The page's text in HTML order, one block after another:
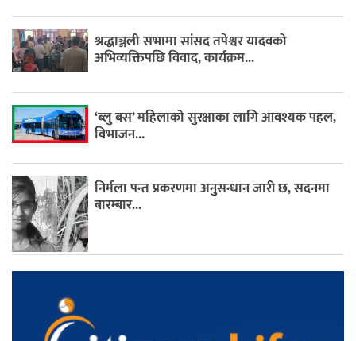
श्रद्धाञ्जली सभामा सांसद तपेश्वर यादवको
अभिव्यक्तिपछि विवाद, कार्यक्रम...
‘ब्लु बस’ महिलाको सुरक्षाका लागि आवश्यक पहल,
विभाजन...
निर्मला पन्त प्रकरणमा अनुसन्धान जारी छ, सदनमा
बारम्बार...